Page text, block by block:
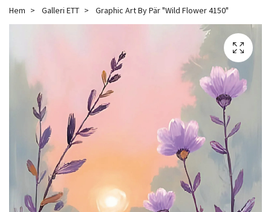
Hem Galleri ETT Graphic Art By Pär "Wild Flower 4150"